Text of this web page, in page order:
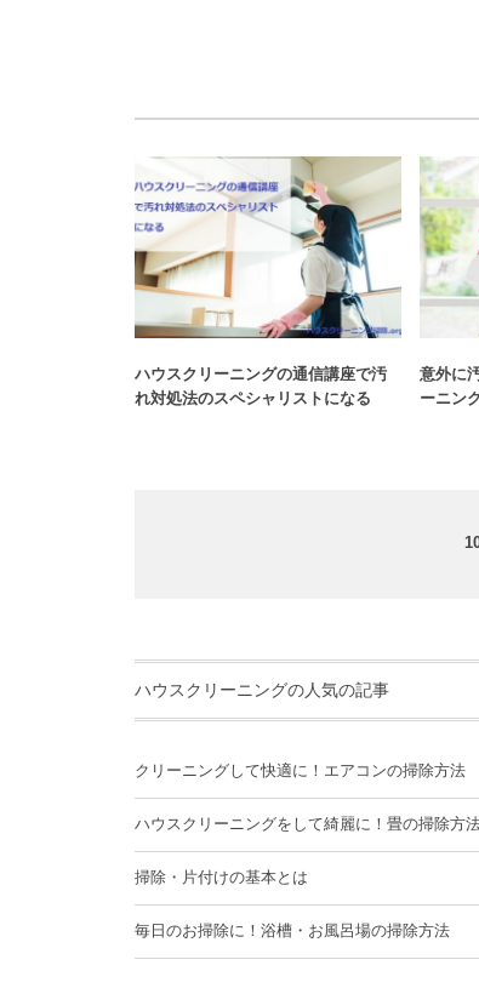
ハウスクリーニングの通信講座で汚
れ対処法のスペシャリストになる
意外に
ーニン
ハウスクリーニングの人気の記事
クリーニングして快適に！エアコンの掃除方法
ハウスクリーニングをして綺麗に！畳の掃除方
掃除・片付けの基本とは
毎日のお掃除に！浴槽・お風呂場の掃除方法